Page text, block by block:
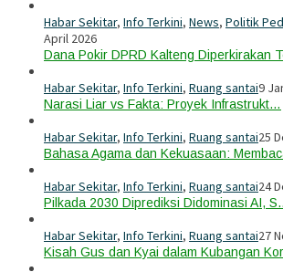
Habar Sekitar, Info Terkini, News, Politik
April 2026
Dana Pokir DPRD Kalteng Diperkirakan
Habar Sekitar, Info Terkini, Ruang santai9
Narasi Liar vs Fakta: Proyek Infrastrukt…
Habar Sekitar, Info Terkini, Ruang santai25
Bahasa Agama dan Kekuasaan:
Habar Sekitar, Info Terkini, Ruang santai24
Pilkada 2030 Diprediksi Didominasi AI,
Habar Sekitar, Info Terkini, Ruang santai27
Kisah Gus dan Kyai dalam Kubangan